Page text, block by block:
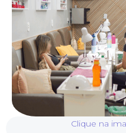
Clique na